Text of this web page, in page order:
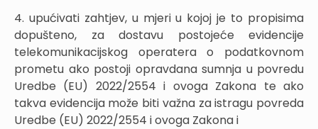
4. upućivati zahtjev, u mjeri u kojoj je to propisima
dopušteno, za dostavu postojeće evidencije
telekomunikacijskog operatera o podatkovnom
prometu ako postoji opravdana sumnja u povredu
Uredbe (EU) 2022/2554 i ovoga Zakona te ako
takva evidencija može biti važna za istragu povreda
Uredbe (EU) 2022/2554 i ovoga Zakona i